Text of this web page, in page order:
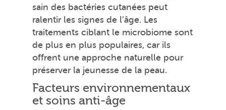
sain des bactéries cutanées peut
ralentir les signes de l’âge. Les
traitements ciblant le microbiome sont
de plus en plus populaires, car ils
offrent une approche naturelle pour
préserver la jeunesse de la peau.
Facteurs environnementaux
et soins anti-âge